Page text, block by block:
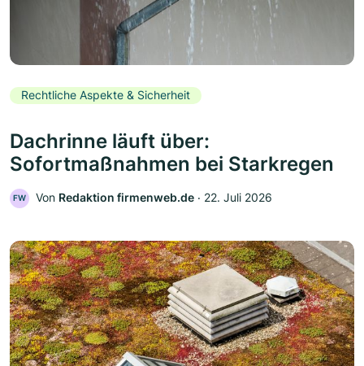
Rechtliche Aspekte & Sicherheit
Dachrinne läuft über:
Sofortmaßnahmen bei Starkregen
FW Von Redaktion firmenweb.de ‧ 22. Juli 2026